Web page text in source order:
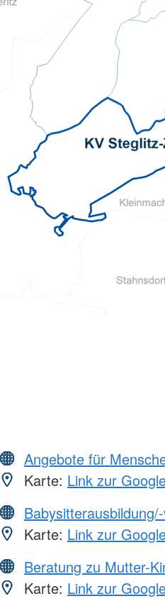
Angebote für
Karte: Link zur
Karte: Link zur
Beratung zu Mutter-
Karte: Link zur